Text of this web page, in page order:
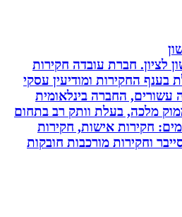
חברת עובדה חקירות
החקירות ומודיעין עסקי
החברה בינלאומית
מלכה, בעלת וותק רב בתחום
חקירות אישות, חקירות
מורכבות חובקות